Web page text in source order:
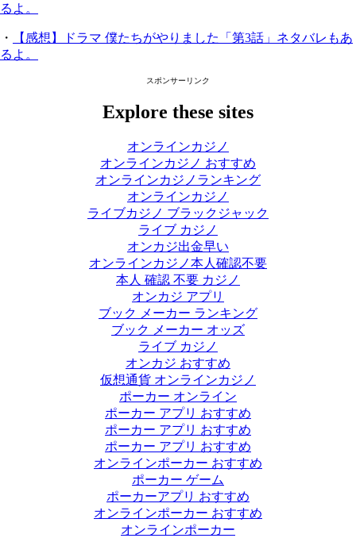
るよ。
・
【感想】ドラマ 僕たちがやりました「第3話」ネタバレもあ
るよ。
スポンサーリンク
Explore these sites
オンラインカジノ
オンラインカジノ おすすめ
オンラインカジノランキング
オンラインカジノ
ライブカジノ ブラックジャック
ライブ カジノ
オンカジ出金早い
オンラインカジノ本人確認不要
本人 確認 不要 カジノ
オンカジ アプリ
ブック メーカー ランキング
ブック メーカー オッズ
ライブ カジノ
オンカジ おすすめ
仮想通貨 オンラインカジノ
ポーカー オンライン
ポーカー アプリ おすすめ
ポーカー アプリ おすすめ
ポーカー アプリ おすすめ
オンラインポーカー おすすめ
ポーカー ゲーム
ポーカーアプリ おすすめ
オンラインポーカー おすすめ
オンラインポーカー